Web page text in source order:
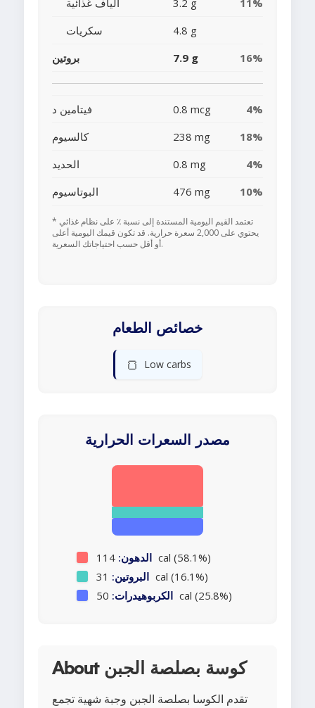
ألياف غذائية 3.2 g
11%
سكريات
4.8 g
بروتين
7.9 g 16%
فيتامين د 0.8 mcg
4%
كالسيوم
238 mg
18%
الحديد
0.8 mg
4%
البوتاسيوم
476 mg 10%
* تعتمد القيم اليومية المستندة إلى نسبة ٪ على نظام غذائي
يحتوي على 2,000 سعرة حرارية. قد تكون قيمك اليومية أعلى
أو أقل حسب احتياجاتك السعرية.
خصائص الطعام
🍞 Low carbs
مصدر السعرات الحرارية
الدهون: 114 cal (58.1%)
البروتين: 31 cal (16.1%)
الكربوهيدرات: 50 cal (25.8%)
About كوسة بصلصة الجبن
تقدم الكوسا بصلصة الجبن وجبة شهية تجمع